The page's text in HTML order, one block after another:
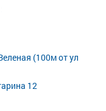
(100м от ул
12